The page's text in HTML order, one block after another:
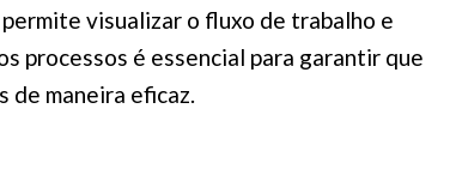
visualizar o fluxo de trabalho e
processos é essencial para garantir que
de maneira eficaz.